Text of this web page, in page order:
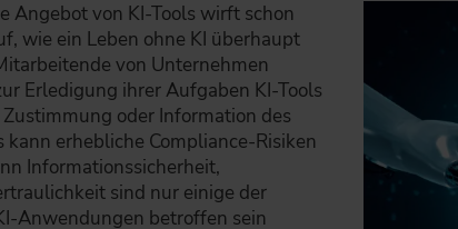
Angebot von KI-Tools wirft schon
wie ein Leben ohne KI überhaupt
von Unternehmen
Erledigung ihrer Aufgaben KI-Tools
oder Information des
kann erhebliche Compliance-Risiken
Informationssicherheit,
sind nur einige der
Anwendungen betroffen sein